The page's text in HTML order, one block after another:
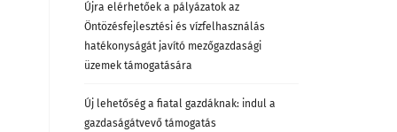
Újra elérhetőek a pályázatok az
Öntözésfejlesztési és vízfelhasználás
hatékonyságát javító mezőgazdasági
üzemek támogatására
Új lehetőség a fiatal gazdáknak: indul a
gazdaságátvevő támogatás